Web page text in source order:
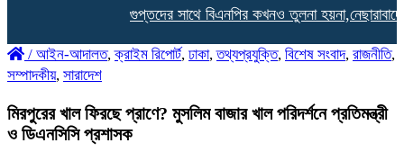
গুপ্তদের সাথে বিএনপির কখনও তুলনা হয়না,নেছারাবাদে
/ আইন-আদালত,ক্রাইম রিপোর্ট, ঢাকা,তথ্যপ্রযুক্তি, বিশেষ সংবাদ, রাজনীতি,
সম্পাদকীয়, সারাদেশ
মিরপুরের খাল ফিরছে প্রাণে? মুসলিম বাজার খাল পরিদর্শনে প্রতিমন্ত্রী
ও ডিএনসিসি প্রশাসক